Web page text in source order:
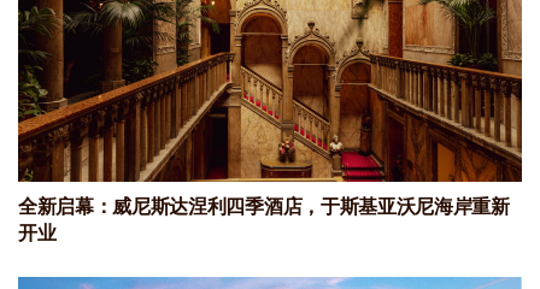
全新启幕：威尼斯达涅利四季酒店，于斯基亚沃尼海岸重新
开业